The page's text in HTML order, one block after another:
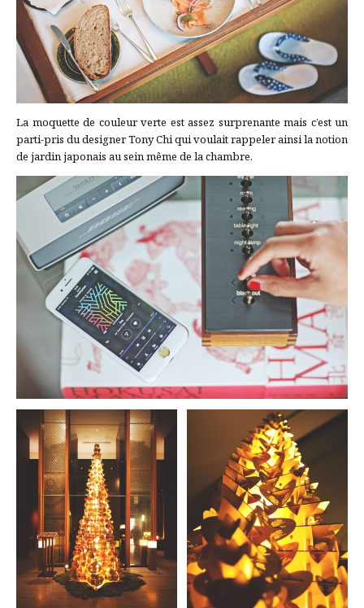
La moquette de couleur verte est assez surprenante mais c’est un
parti-pris du designer Tony Chi qui voulait rappeler ainsi la notion
de jardin japonais au sein même de la chambre.